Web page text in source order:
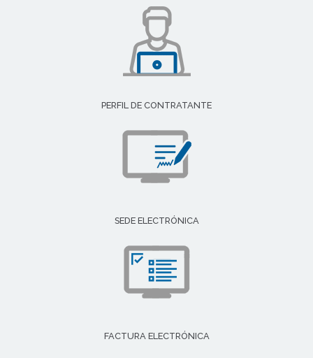
PERFIL DE CONTRATANTE
SEDE ELECTRÓNICA
FACTURA ELECTRÓNICA